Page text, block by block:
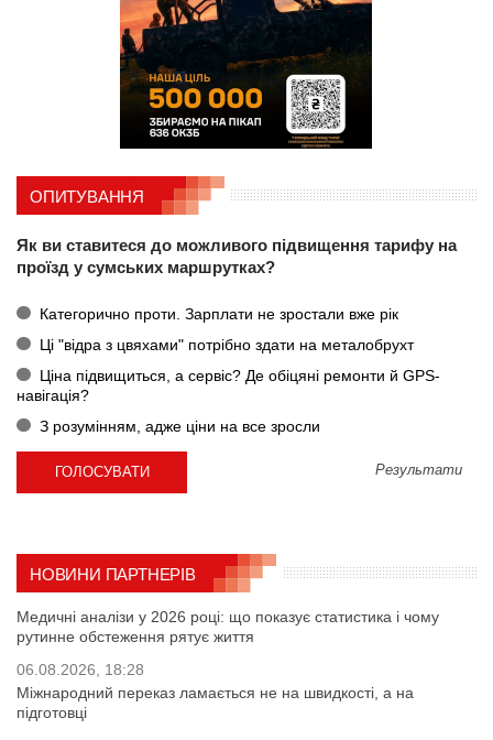
ОПИТУВАННЯ
Як ви ставитеся до можливого підвищення тарифу на
проїзд у сумських маршрутках?
Категорично проти. Зарплати не зростали вже рік
Ці "відра з цвяхами" потрібно здати на металобрухт
Ціна підвищиться, а сервіс? Де обіцяні ремонти й GPS-
навігація?
З розумінням, адже ціни на все зросли
Результати
НОВИНИ ПАРТНЕРІВ
Медичні аналізи у 2026 році: що показує статистика і чому
рутинне обстеження рятує життя
06.08.2026, 18:28
Міжнародний переказ ламається не на швидкості, а на
підготовці